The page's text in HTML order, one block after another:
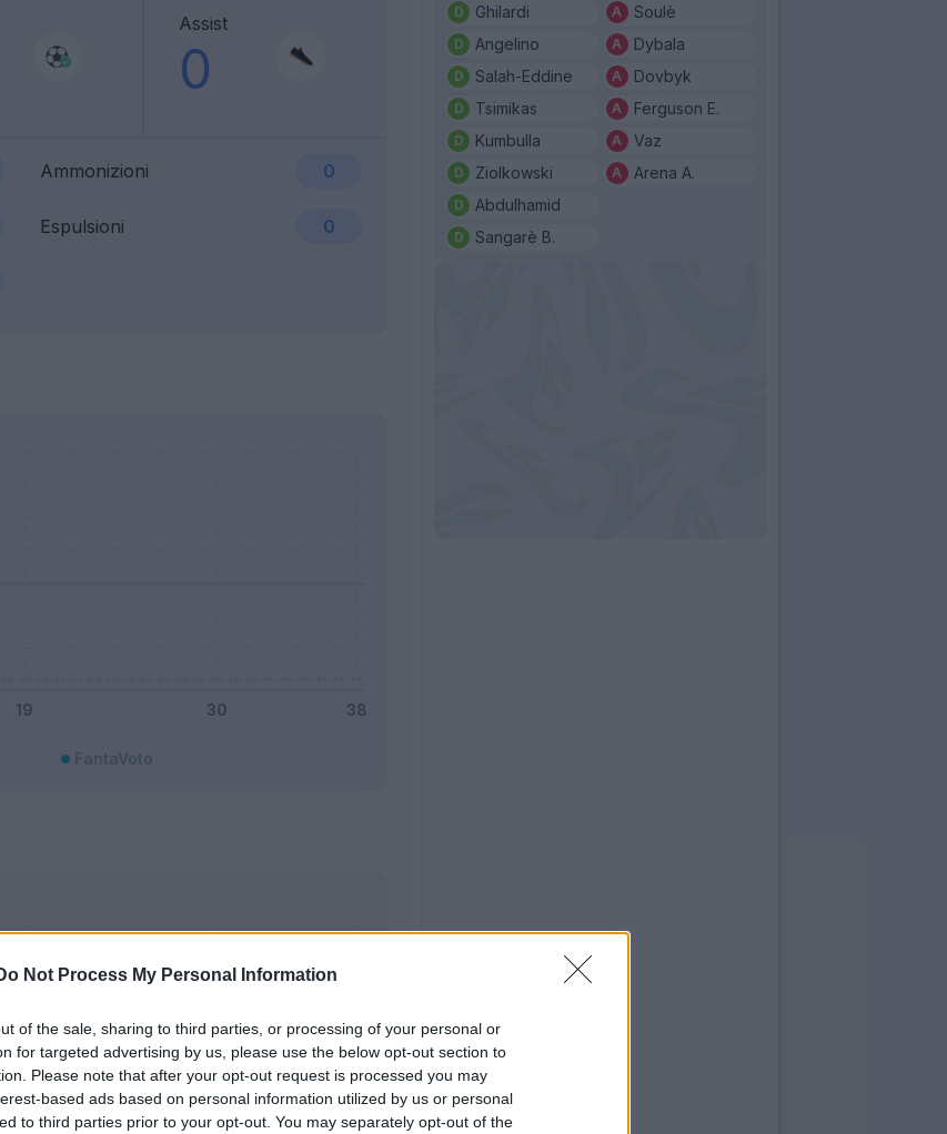
Not Process My Personal Information
of the sale, sharing to third parties, or processing of your personal or
for targeted advertising by us, please use the below opt-out section to
Please note that after your opt-out request is processed you may
based ads based on personal information utilized by us or personal
to third parties prior to your opt-out. You may separately opt-out of the
Assist
0
Ammonizioni 0
Espulsioni 0
Ghilardi
Angelino
Salah-Eddine
Tsimikas
Kumbulla
Ziolkowski
Abdulhamid
Sangarè B.
Soulè
Dybala
Dovbyk
Ferguson E.
Vaz
Arena A.